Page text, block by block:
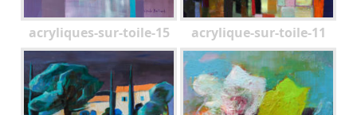
acryliques-sur-toile-15 acrylique-sur-toile-11